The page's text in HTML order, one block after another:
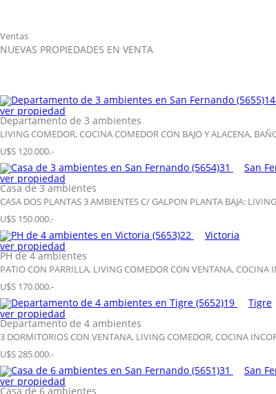
Ventas
NUEVAS PROPIEDADES EN VENTA
14
ver propiedad
Departamento de 3 ambientes
LIVING COMEDOR, COCINA COMEDOR CON BAJO Y ALACENA,
U$S 120.000.-
31
San
ver propiedad
Casa de 3 ambientes
CASA DOS PLANTAS 3 AMBIENTES C/ GALPON PLANTA BAJA:
U$S 150.000.-
22
Victoria
ver propiedad
PH de 4 ambientes
PATIO CON PARRILLA, LIVING COMEDOR CON VENTANA, COCINA
U$S 170.000.-
19
Tigre
ver propiedad
Departamento de 4 ambientes
3 DORMITORIOS CON VENTANA, LIVING COMEDOR, COCINA
U$S 285.000.-
31
San
ver propiedad
Casa de 6 ambientes